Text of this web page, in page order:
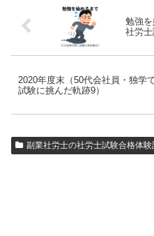
勉強
社労士
2020年度末（50代会社員・独学
試験に挑んだ軌跡9）
副業社労士の社労士試験合格体験